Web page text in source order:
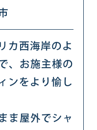
カ西海岸のよ
、お施主様の
ンをより愉し
ま屋外でシャ